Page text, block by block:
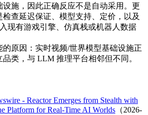
设施，因此正确反应不是自动采用。更
查延迟保证、模型支持、定价，以及
现有游戏引擎、仿真栈或机器人数据
的原因：实时视频/世界模型基础设施正
类，与 LLM 推理平台相邻但不同。
- Reactor Emerges from Stealth with
Platform for Real-Time AI Worlds （2026-